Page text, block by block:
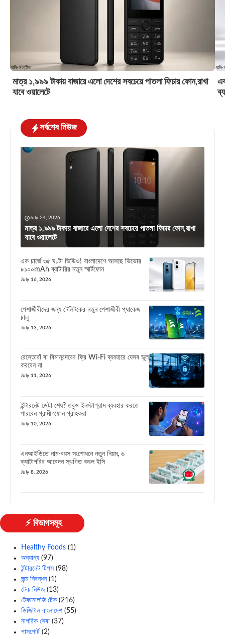
মাত্র ১,৯৯৯ টাকায় বাজারে এলো দেশের সবচেয়ে পাতলা ফিচার ফোন,রাখা
যাবে ওয়ালেটে
সর্বশেষ নিউজ
July 24, 2026
মাত্র ১,৯৯৯ টাকায় বাজারে এলো দেশের সবচেয়ে পাতলা ফিচার ফোন,রাখা
যাবে ওয়ালেটে
এক চার্জে ৩৫ ঘণ্টা ভিডিও! বাংলাদেশে আসছে ভিভোর
৮১০০mAh ব্যাটারির নতুন স্মার্টফোন
July 16, 2026
পেশাজীবীদের জন্য টেলিটকের নতুন পেশাজীবী প্যাকেজ
চালু
July 13, 2026
রেস্তোরাঁ বা বিমানবন্দরের ফ্রি Wi-Fi ব্যবহারে যেসব ভুল
করবেন না
July 11, 2026
ইন্টারনেট ডেটা শেষ? তবুও ইনস্টাগ্রাম ব্যবহার করতে
পারবেন গ্রামীণফোন গ্রাহকরা
July 10, 2026
এনআইডিতে নাম-বয়স সংশোধনে নতুন নিয়ম, ৬
ক্যাটাগরির আবেদন স্থগিত করল ইসি
July 8, 2026
⚡ বিভাগসমূহ
Healthy Foods (1)
অন্যান্য (97)
ইন্টারনেট টিপস (98)
জন্ম নিবন্ধন(1)
টেক নিউজ(13)
টেকনোলজি টেক (216)
ডিজিটাল বাংলাদেশ(55)
নাগরিক সেবা (37)
পাসপোর্ট (2)